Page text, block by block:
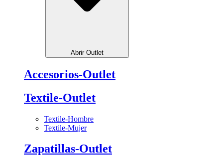
Abrir Outlet
Accesorios-Outlet
Textile-Outlet
Textile-Hombre
Textile-Mujer
Zapatillas-Outlet